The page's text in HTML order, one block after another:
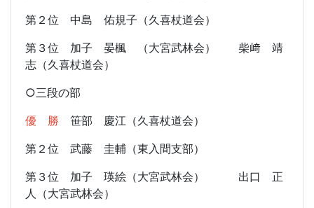
第２位 中島 佑規子（久喜杖道会）
第３位 加子 晏楓 （大宮武林会） 柴﨑 靖
志（久喜杖道会）
○三段の部
優 勝 笹部 慶江（久喜杖道会）
第２位 武藤 圭輔（東入間支部）
第３位 加子 瑛絵（大宮武林会） 出口 正
人（大宮武林会）